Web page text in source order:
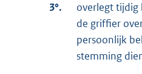
3°.
overlegt
de griffier
persoonlijk
stemming